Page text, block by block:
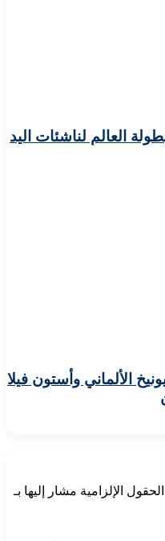
العالم لناشئات اليد
الألماني وأستون فيلا
الحقول الإلزامية مشار إليها بـ